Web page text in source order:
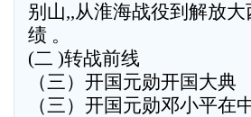
别山,,从淮海战役到解放
绩 。
(二 )转战前线
（三）开国元勋开国大典
（三）开国元勋邓小平在